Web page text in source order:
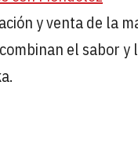
y venta de la
el sabor y